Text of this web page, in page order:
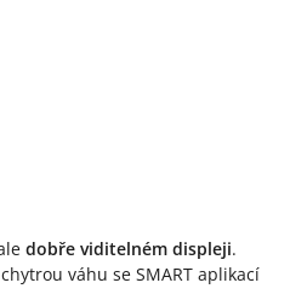
dobře viditelném displeji.
váhu se SMART aplikací